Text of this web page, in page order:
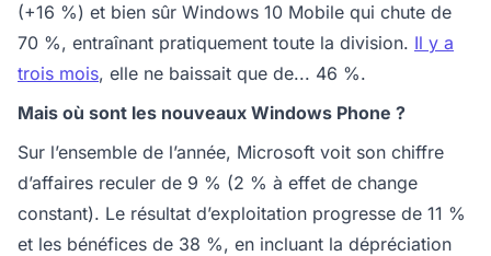
(+16 %) et bien sûr Windows 10 Mobile qui chute de
70 %, entraînant pratiquement toute la division. Il y a
trois mois, elle ne baissait que de... 46 %.
Mais où sont les nouveaux Windows Phone ?
Sur l’ensemble de l’année, Microsoft voit son chiffre
d’affaires reculer de 9 % (2 % à effet de change
constant). Le résultat d’exploitation progresse de 11 %
et les bénéfices de 38 %, en incluant la dépréciation